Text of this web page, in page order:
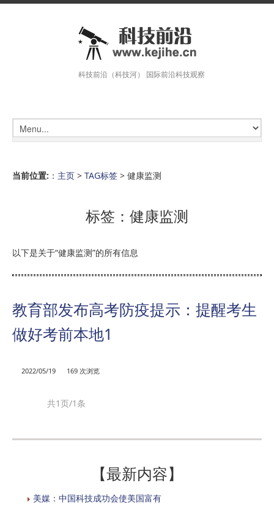
科技前沿（科技河） 国际前沿科技观察
当前位置: ： 主页 > TAG标签 > 健康监测
标签：健康监测
以下是关于“健康监测”的所有信息
教育部发布高考防疫提示：提醒考生
做好考前本地1
2022/05/19 169 次浏览
共1页/1条
【最新内容】
美媒：中国科技成功会使美国富有